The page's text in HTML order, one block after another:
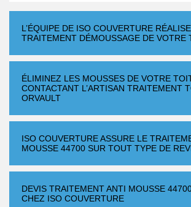
L’ÉQUIPE DE ISO COUVERTURE
TRAITEMENT DÉMOUSSAGE DE VOTRE
ÉLIMINEZ LES MOUSSES DE VOTRE
CONTACTANT L’ARTISAN TRAITEMENT
ORVAULT
ISO COUVERTURE ASSURE LE
MOUSSE 44700 SUR TOUT TYPE DE
DEVIS TRAITEMENT ANTI MOUSSE
CHEZ ISO COUVERTURE